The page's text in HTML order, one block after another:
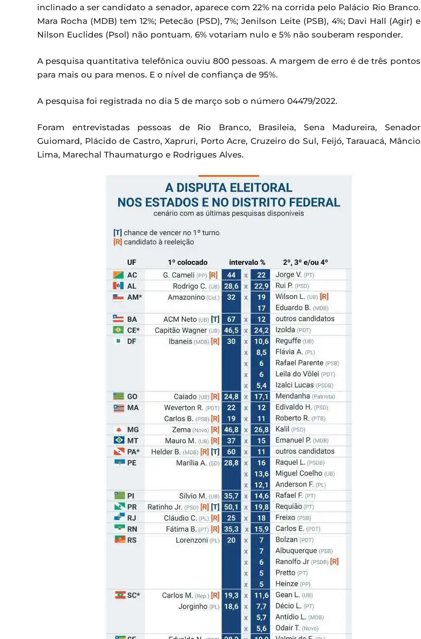
inclinado a ser candidato a senador, aparece com 22% na corrida pelo Palácio Rio Branco.
Mara Rocha (MDB) tem 12%; Petecão (PSD), 7%; Jenilson Leite (PSB), 4%; Davi Hall (Agir) e
Nilson Euclides (Psol) não pontuam. 6% votariam nulo e 5% não souberam responder.
A pesquisa quantitativa telefônica ouviu 800 pessoas. A margem de erro é de três pontos
para mais ou para menos. E o nível de confiança de 95%.
A pesquisa foi registrada no dia 5 de março sob o número 04479/2022.
Foram entrevistadas pessoas de Rio Branco, Brasileia, Sena Madureira, Senador
Guiomard, Plácido de Castro, Xapruri, Porto Acre, Cruzeiro do Sul, Feijó, Tarauacá, Mâncio
Lima, Marechal Thaumaturgo e Rodrigues Alves.